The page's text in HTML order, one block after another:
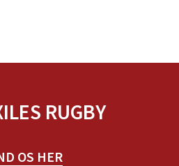
RUGBY
OS HER